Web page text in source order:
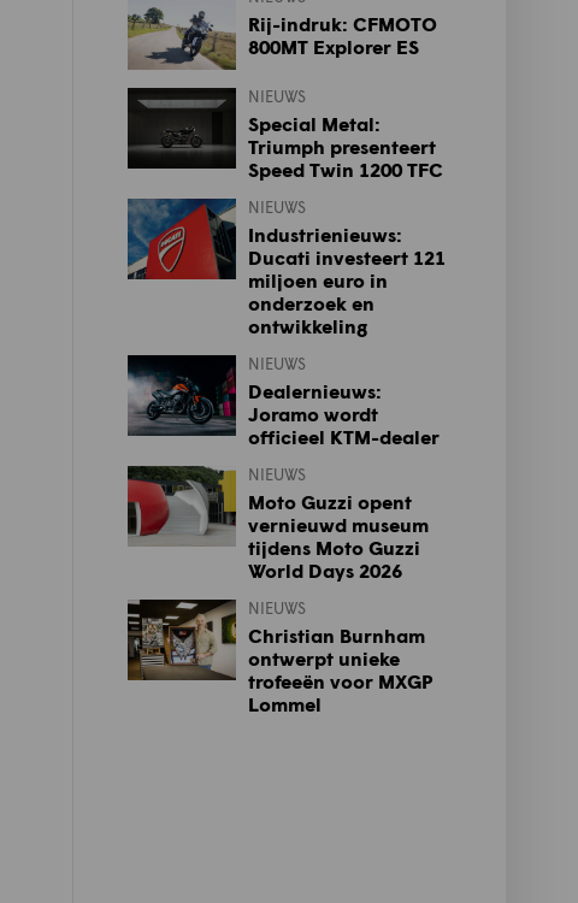
Rij-indruk: CFMOTO
800MT Explorer ES
NIEUWS
Special Metal:
Triumph presenteert
Speed Twin 1200 TFC
NIEUWS
Industrienieuws:
Ducati investeert 121
miljoen euro in
onderzoek en
ontwikkeling
NIEUWS
Dealernieuws:
Joramo wordt
officieel KTM-dealer
NIEUWS
Moto Guzzi opent
vernieuwd museum
tijdens Moto Guzzi
World Days 2026
NIEUWS
Christian Burnham
ontwerpt unieke
trofeeën voor MXGP
Lommel